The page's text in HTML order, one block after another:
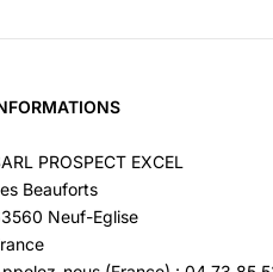
PROSPECT EXCEL
Beauforts
Neuf-Eglise